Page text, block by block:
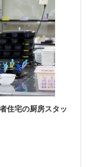
住宅の厨房スタッ